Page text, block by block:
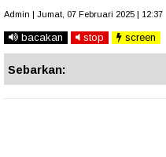
Admin | Jumat, 07 Februari 2025 | 12:37
bacakan stop screen
Sebarkan: